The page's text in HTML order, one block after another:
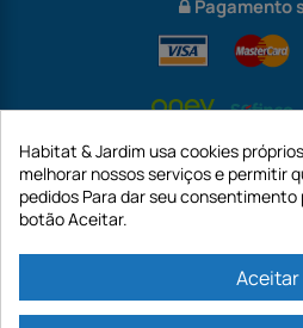
Pagamento
Habitat & Jardim usa cookies
melhorar nossos serviços e permitir
pedidos Para dar seu consentimento
botão Aceitar.
Aceitar